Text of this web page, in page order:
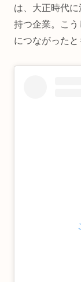
は、大正時代
持つ企業。こ
につながったと